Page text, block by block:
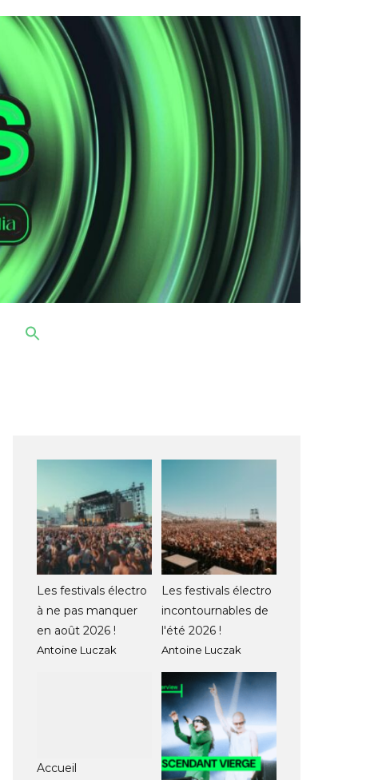
Les festivals électro
à ne pas manquer
en août 2026 !
Antoine Luczak
Les festivals électro
incontournables de
l'été 2026 !
Antoine Luczak
Accueil